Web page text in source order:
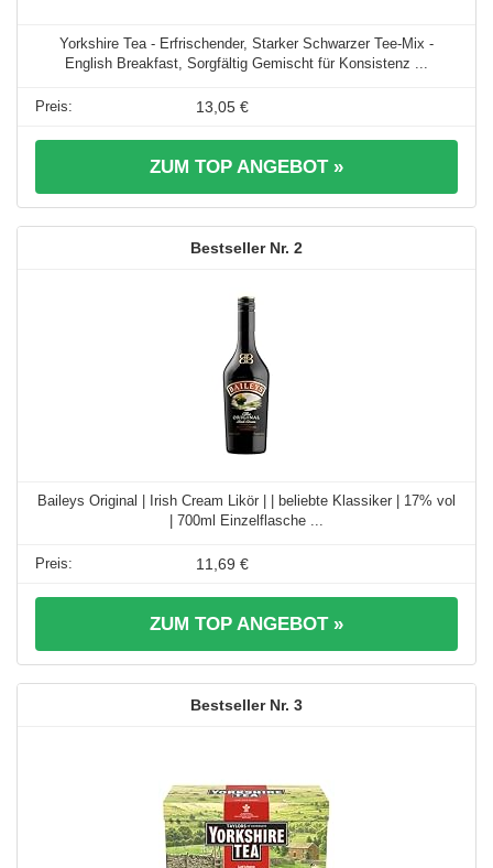
Yorkshire Tea - Erfrischender, Starker Schwarzer Tee-Mix -
English Breakfast, Sorgfältig Gemischt für Konsistenz ...
13,05 €
ZUM TOP ANGEBOT »
2
Baileys Original | Irish Cream Likör | | beliebte Klassiker | 17% vol
| 700ml Einzelflasche ...
11,69 €
ZUM TOP ANGEBOT »
3